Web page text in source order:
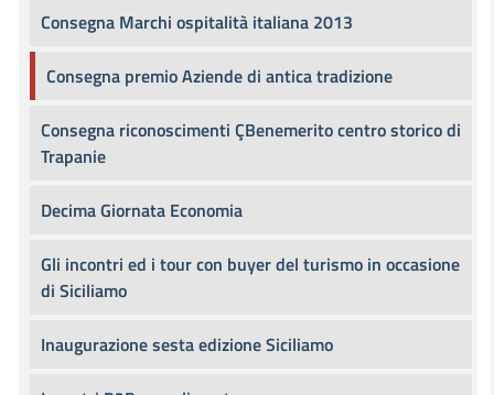
Consegna Marchi ospitalità italiana 2013
Consegna premio Aziende di antica tradizione
Consegna riconoscimenti ÇBenemerito centro storico di
Trapanie
Decima Giornata Economia
Gli incontri ed i tour con buyer del turismo in occasione
di Siciliamo
Inaugurazione sesta edizione Siciliamo